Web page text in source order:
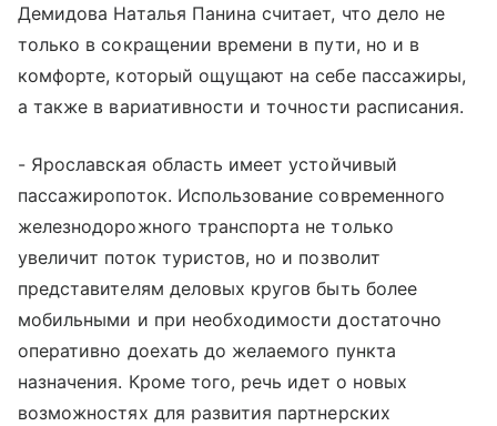
Демидова Наталья Панина считает, что дело не
только в сокращении времени в пути, но и в
комфорте, который ощущают на себе пассажиры,
а также в вариативности и точности расписания.
- Ярославская область имеет устойчивый
пассажиропоток. Использование современного
железнодорожного транспорта не только
увеличит поток туристов, но и позволит
представителям деловых кругов быть более
мобильными и при необходимости достаточно
оперативно доехать до желаемого пункта
назначения. Кроме того, речь идет о новых
возможностях для развития партнерских